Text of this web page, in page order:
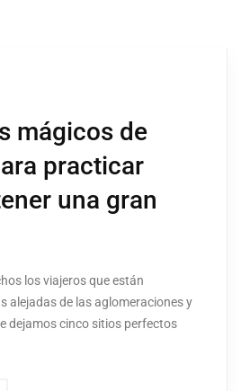
mágicos de
practicar
una gran
los viajeros que están
alejadas de las aglomeraciones y
dejamos cinco sitios perfectos